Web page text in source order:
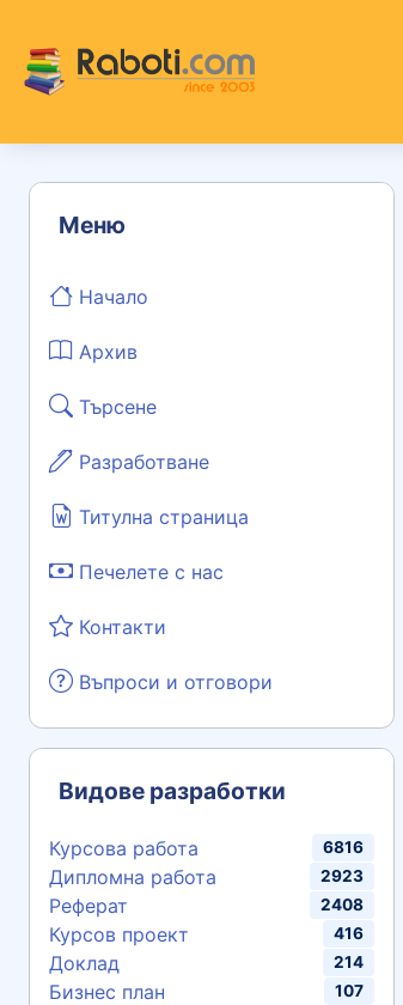
Меню
Начало
Архив
Търсене
Разработване
Титулна страница
Печелете с нас
Контакти
Въпроси и отговори
Видове разработки
Курсова работа 6816
Дипломна работа 2923
Реферат 2408
Курсов проект 416
Доклад 214
Бизнес план 107